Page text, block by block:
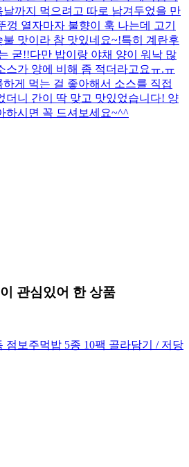
날까지 먹으려고 따로 남겨두었을 만
껑 열자마자 불향이 훅 나는데 고기
맛이라 참 맛있네요~!특히 계란후
굳!! ​다만 밥이랑 야채 양이 워낙 많
스가 양에 비해 좀 적더라고요ㅠ.ㅠ
게 먹는 걸 좋아해서 소스를 직접
더니 간이 딱 맞고 맛있었습니다! 양
하시면 꼭 드셔보세요~^^
관심있어 한 상품
점보주먹밥 5종 10팩 골라담기 / 저당